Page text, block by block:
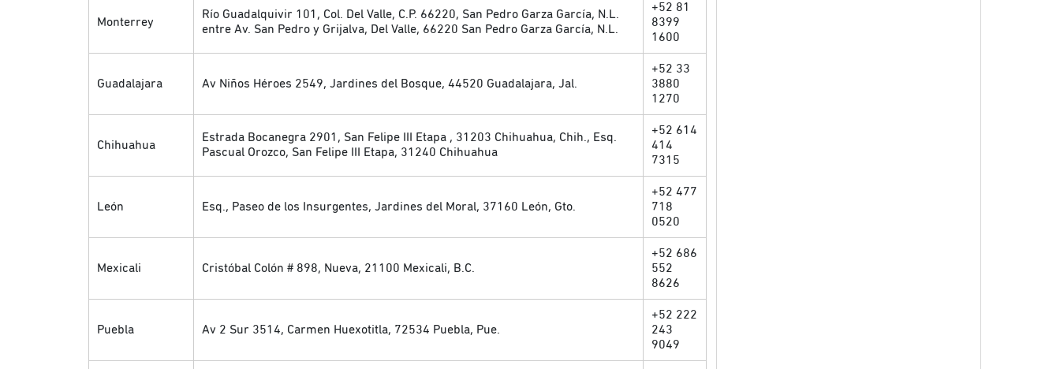
Monterrey
Río Guadalquivir 101, Col. Del Valle, C.P. 66220, San Pedro Garza García, N.L.
entre Av. San Pedro y Grijalva, Del Valle, 66220 San Pedro Garza García, N.L.
+52 81
8399
1600
Guadalajara Av Niños Héroes 2549, Jardines del Bosque, 44520 Guadalajara, Jal.
+52 33
3880
1270
Chihuahua
Estrada Bocanegra 2901, San Felipe III Etapa , 31203 Chihuahua, Chih., Esq.
Pascual Orozco, San Felipe III Etapa, 31240 Chihuahua
+52 614
414
7315
León Esq., Paseo de los Insurgentes, Jardines del Moral, 37160 León, Gto.
+52 477
718
0520
Mexicali Cristóbal Colón # 898, Nueva, 21100 Mexicali, B.C.
+52 686
552
8626
Puebla Av 2 Sur 3514, Carmen Huexotitla, 72534 Puebla, Pue.
+52 222
243
9049